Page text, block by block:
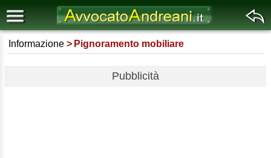
Informazione Pignoramento mobiliare
Pubblicità